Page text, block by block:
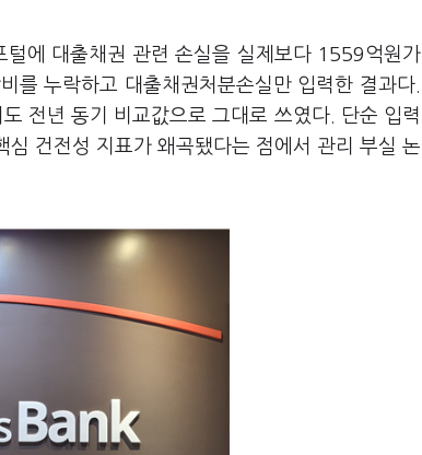
에 대출채권 관련 손실을 실제보다 1559억원가
를 누락하고 대출채권처분손실만 입력한 결과다.
전년 동기 비교값으로 그대로 쓰였다. 단순 입력
건전성 지표가 왜곡됐다는 점에서 관리 부실 논